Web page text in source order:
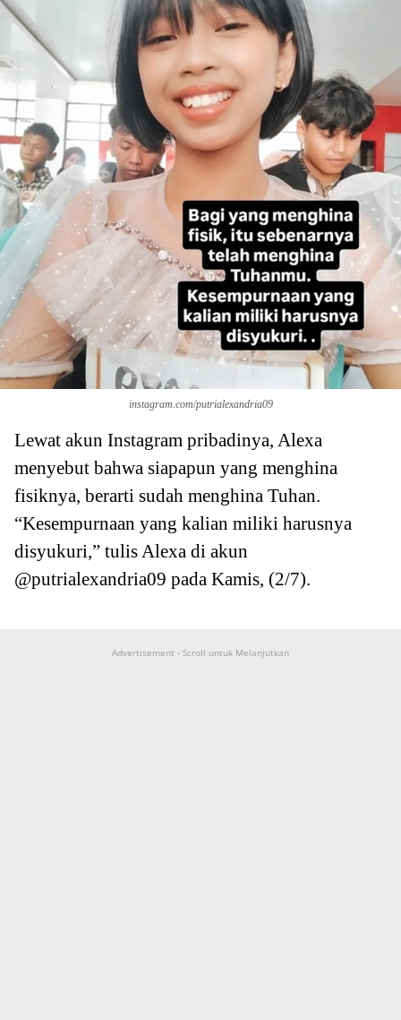
instagram.com/putrialexandria09
Lewat akun Instagram pribadinya, Alexa
menyebut bahwa siapapun yang menghina
fisiknya, berarti sudah menghina Tuhan.
“Kesempurnaan yang kalian miliki harusnya
disyukuri,” tulis Alexa di akun
@putrialexandria09 pada Kamis, (2/7).
Advertisement - Scroll untuk Melanjutkan